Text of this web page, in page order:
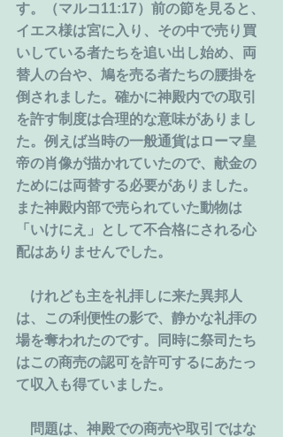
す。（マルコ11:17）前の節を見ると、
イエス様は宮に入り、その中で売り買
いしている者たちを追い出し始め、両
替人の台や、鳩を売る者たちの腰掛を
倒されました。確かに神殿内での取引
を許す制度は合理的な意味がありまし
た。例えば当時の一般通貨はローマ皇
帝の肖像が描かれていたので、献金の
ためには両替する必要がありました。
また神殿内部で売られていた動物は
「いけにえ」として不合格にされる心
配はありませんでした。
けれども主を礼拝しに来た異邦人
は、この利便性の影で、静かな礼拝の
場を奪われたのです。同時に祭司たち
はこの商売の認可を許可するにあたっ
て収入も得ていました。
問題は、神殿での商売や取引ではな